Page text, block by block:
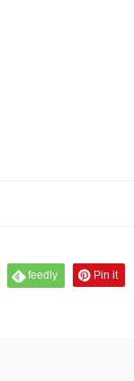
feedly Pin it